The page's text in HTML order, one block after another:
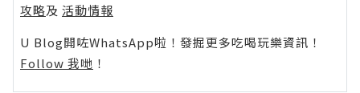
攻略及 活動情報
U Blog開咗WhatsApp啦！發掘更多吃喝玩樂資訊！
Follow 我哋 ！